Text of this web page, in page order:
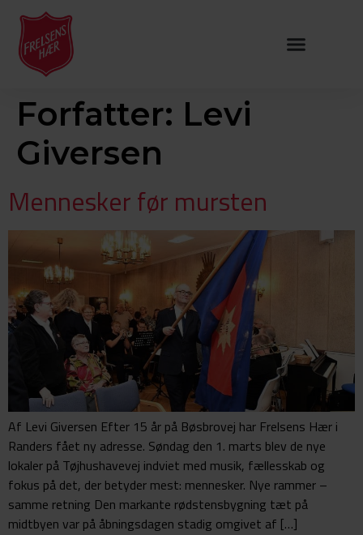
Forfatter: Levi
Giversen
Mennesker før mursten
Af Levi Giversen Efter 15 år på Bøsbrovej har Frelsens Hær i
Randers fået ny adresse. Søndag den 1. marts blev de nye
lokaler på Tøjhushavevej indviet med musik, fællesskab og
fokus på det, der betyder mest: mennesker. Nye rammer –
samme retning Den markante rødstensbygning tæt på
midtbyen var på åbningsdagen stadig omgivet af […]